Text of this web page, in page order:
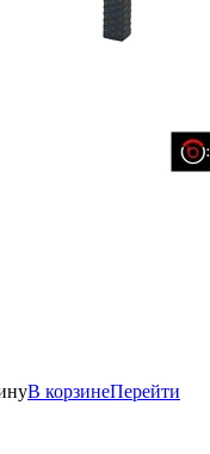
В корзинеПерейти